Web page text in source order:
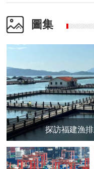
圖集
探訪福建漁排